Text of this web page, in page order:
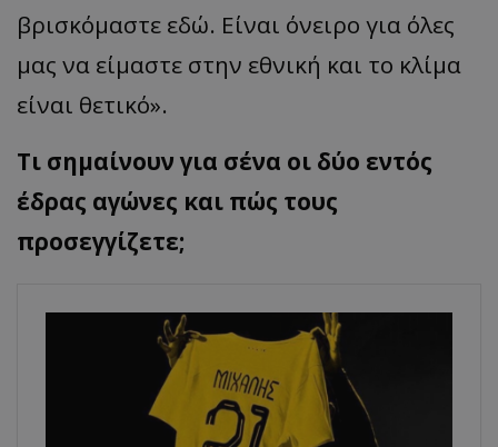
βρισκόμαστε εδώ. Είναι όνειρο για όλες
μας να είμαστε στην εθνική και το κλίμα
είναι θετικό».
Τι σημαίνουν για σένα οι δύο εντός
έδρας αγώνες και πώς τους
προσεγγίζετε;